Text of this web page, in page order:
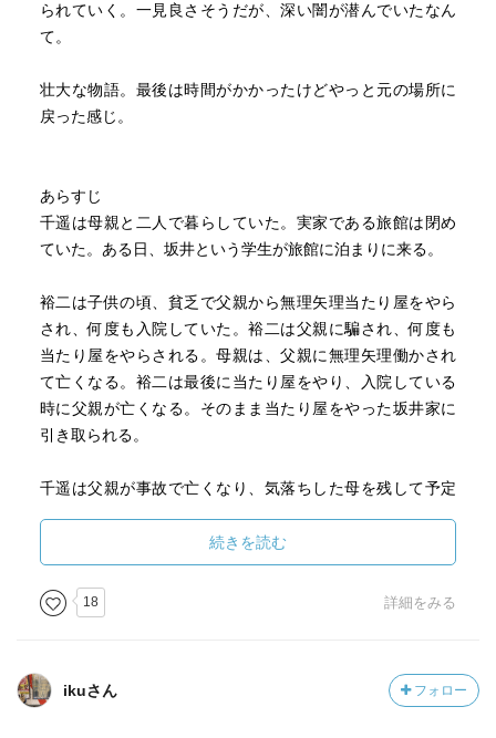
られていく。一見良さそうだが、深い闇が潜んでいたなん
て。
壮大な物語。最後は時間がかかったけどやっと元の場所に
戻った感じ。
あらすじ
千遥は母親と二人で暮らしていた。実家である旅館は閉め
ていた。ある日、坂井という学生が旅館に泊まりに来る。
裕二は子供の頃、貧乏で父親から無理矢理当たり屋をやら
され、何度も入院していた。裕二は父親に騙され、何度も
当たり屋をやらされる。母親は、父親に無理矢理働かされ
て亡くなる。裕二は最後に当たり屋をやり、入院している
時に父親が亡くなる。そのまま当たり屋をやった坂井家に
引き取られる。
千遥は父親が事故で亡くなり、気落ちした母を残して予定
泊まりにきて一時的に母親は元気を取り戻したが、千遥は
春から家を出ることをいい出せずにいた。
裕二は坂井と親子になる。勉強は出来たが、誰とも関わら
日、矢木沢という男が現れる。同じような境遇で、事故で
両親を亡くし、一時坂井にお世話になったが、矢木沢家に
続きを読む
18 詳細をみる
ikuさん フォロー